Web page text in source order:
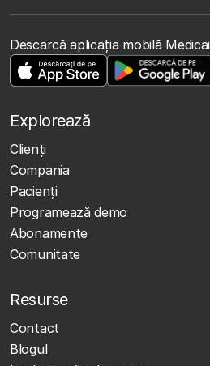
Descarcă aplicația mobilă Medicai
Explorează
Clienţi
Compania
Pacienți
Programează demo
Abonamente
Comunitate
Resurse
Contact
Blogul